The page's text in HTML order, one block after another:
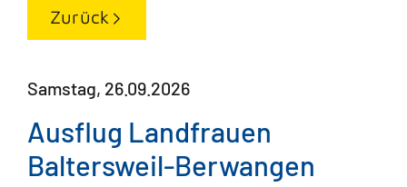
Zurück
Samstag, 26.09.2026
Ausflug Landfrauen
Baltersweil-Berwangen